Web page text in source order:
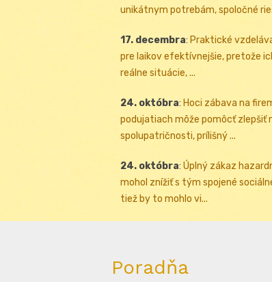
unikátnym potrebám, spoločné
17. decembra: Praktické
pre laikov efektívnejšie, pretože
reálne situácie, ...
24. októbra: Hoci zábava na
podujatiach môže pomôcť zlepšiť
spolupatričnosti, prílišný ...
24. októbra: Úplný zákaz
mohol znížiť s tým spojené
tiež by to mohlo vi...
Poradňa